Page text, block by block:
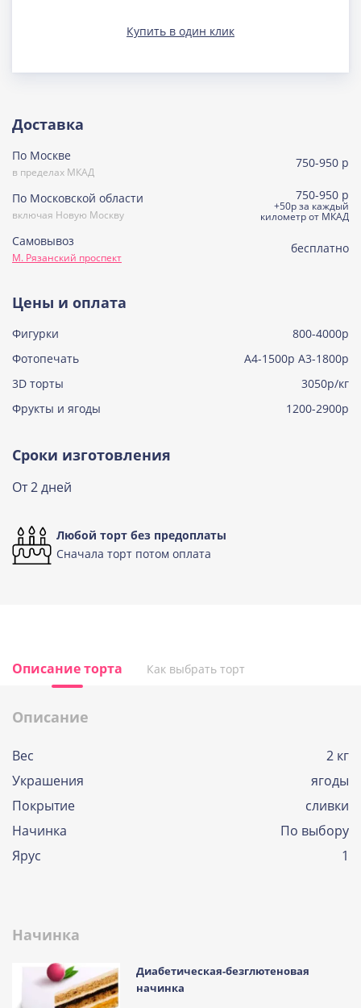
Узнать подробнее о начинке
(постная)
Сметанная
Узнать подробнее о начинке
Узнать подробнее о начинке
Купить в один клик
Доставка
По Москве
в пределах МКАД
750-950 р
По Московской области
включая Новую Москву
750-950 р
+50р за каждый
километр от МКАД
Самовывоз
М. Рязанский проспект
бесплатно
Цены и оплата
Фигурки
800-4000р
Фотопечать
А4-1500р А3-1800р
3D торты
3050р/кг
Фрукты и ягоды
1200-2900р
Сроки изготовления
От 2 дней
Любой торт без предоплаты
Сначала торт потом оплата
Описание торта Как выбрать торт
Описание
Вес
2 кг
Украшения
ягоды
Покрытие
сливки
Начинка
По выбору
Ярус
1
Начинка
Диабетическая-безглютеновая
начинка